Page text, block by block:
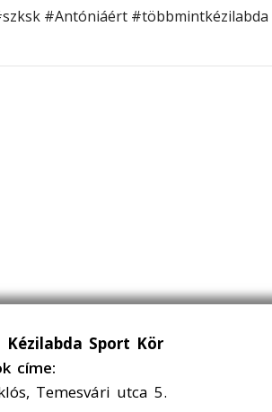
#Antóniáért #többmintkézilabda
Kézilabda Sport Kör
címe:
Temesvári utca 5.